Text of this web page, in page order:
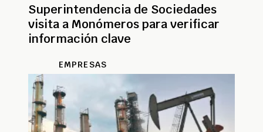
Superintendencia de Sociedades
visita a Monómeros para verificar
información clave
EMPRESAS